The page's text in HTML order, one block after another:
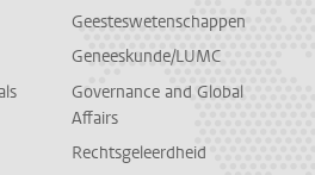
Geesteswetenschappen
Geneeskunde/LUMC
Governance and Global
Affairs
Rechtsgeleerdheid